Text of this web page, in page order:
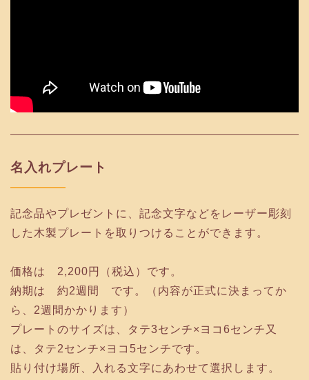
名入れプレート
記念品やプレゼントに、記念文字などをレーザー彫刻
した木製プレートを取りつけることができます。
価格は 2,200円（税込）です。
納期は 約2週間 です。（内容が正式に決まってか
ら、2週間かかります）
プレートのサイズは、タテ3センチ×ヨコ6センチ又
は、タテ2センチ×ヨコ5センチです。
貼り付け場所、入れる文字にあわせて選択します。